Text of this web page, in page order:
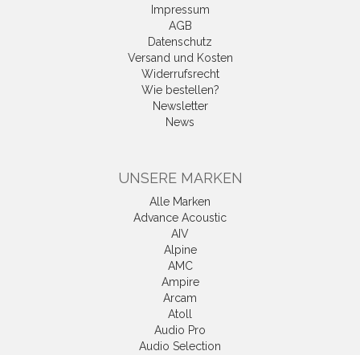
Impressum
AGB
Datenschutz
Versand und Kosten
Widerrufsrecht
Wie bestellen?
Newsletter
News
UNSERE MARKEN
Alle Marken
Advance Acoustic
AIV
Alpine
AMC
Ampire
Arcam
Atoll
Audio Pro
Audio Selection